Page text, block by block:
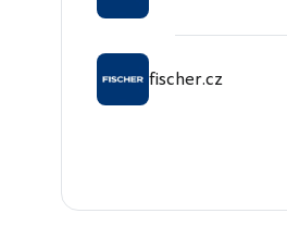
fischer.cz